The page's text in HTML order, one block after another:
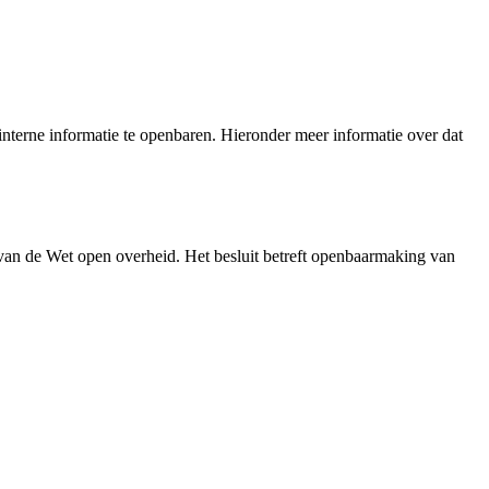
informatie te openbaren. Hieronder meer informatie over dat
de Wet open overheid. Het besluit betreft openbaarmaking van